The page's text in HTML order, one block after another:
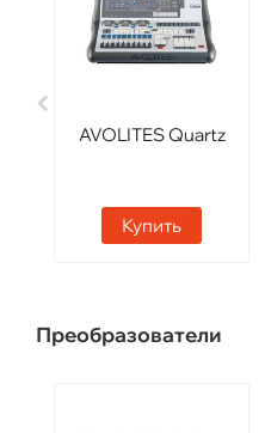
AVOLITES Quartz
Купить
Преобразователи